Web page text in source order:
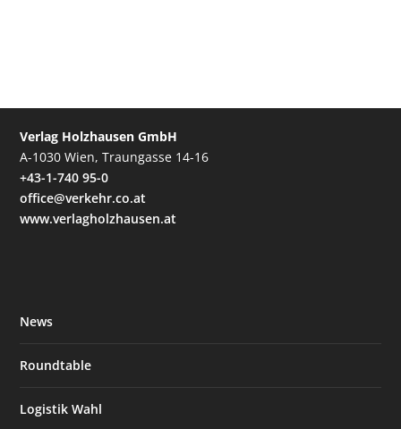
Verlag Holzhausen GmbH
A-1030 Wien, Traungasse 14-16
+43-1-740 95-0
office@verkehr.co.at
www.verlagholzhausen.at
News
Roundtable
Logistik Wahl